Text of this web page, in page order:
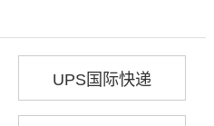
UPS国际快递